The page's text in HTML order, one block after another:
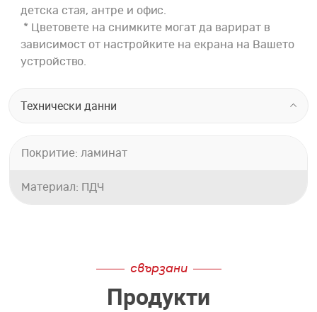
детска стая, антре и офис.
* Цветовете на снимките могат да варират в
зависимост от настройките на екрана на Вашето
устройство.
Технически данни
Покритие: ламинат
Материал: ПДЧ
свързани
Продукти